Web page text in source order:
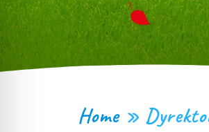
Home»